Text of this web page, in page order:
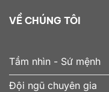
VỀ CHÚNG TÔI
Tầm nhìn - Sứ mệnh
Đội ngũ chuyên gia